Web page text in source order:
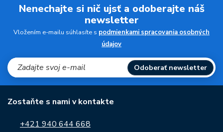
Nenechajte si nič ujsť a odoberajte náš
newsletter
Vložením e-mailu súhlasíte s podmienkami spracovania osobných
údajov
Odoberať newsletter
Zostaňte s nami v kontakte
+421 940 644 668